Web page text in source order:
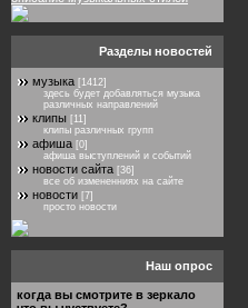
Разделы новостей
музыка [1412]
здесь будет добавляться музыка
различных направлений
клипы [11]
клипы различных групп
афиша [0]
афиша выступлений и событий
новости сайта [36]
все об измененниях на сайте
новости [7]
просто новости
Наш опрос
когда вы смотрите в зеркало